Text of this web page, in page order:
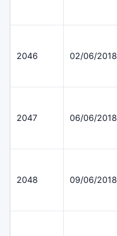
2046 02/06/2018
2047 06/06/2018
2048 09/06/2018